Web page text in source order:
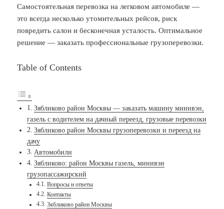
Самостоятельная перевозка на легковом автомобиле —
это всегда несколько утомительных рейсов, риск
повредить салон и бесконечная усталость. Оптимальное
решение — заказать профессиональные грузоперевозки.
Table of Contents
Зябликово район Москвы — заказать машину минивэн,
газель с водителем на дачный переезд, грузовые перевозки
Зябликово район Москвы грузоперевозки и переезд на
дачу
Автомобили
Зябликово: район Москвы газель, минивэн
грузопассажирский
Вопросы и ответы
Контакты
Зябликово район Москвы